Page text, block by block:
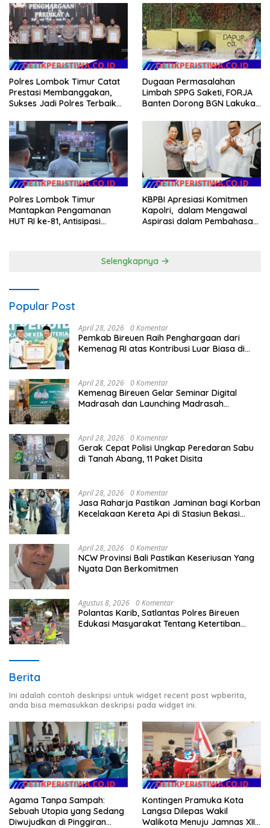
Argomulyo Belitang Jaya
Hilang 3 Bulan Bawa
Anggaran Pembangunan
Polres Lombok Timur Catat
Prestasi Membanggakan,
Sukses Jadi Polres Terbaik
NTB
Dugaan Permasalahan
Limbah SPPG Saketi, FORJA
Banten Dorong BGN Lakukan
Polres Lombok Timur
Mantapkan Pengamanan
HUT RI ke-81, Antisipasi
KBPBI Apresiasi Komitmen
Kapolri, dalam Mengawal
Aspirasi dalam Pembahasan
Selengkapnya
Popular Post
April 28, 2026 0 Komentar
Pemkab Bireuen Raih Penghargaan dari
Kemenag RI atas Kontribusi Luar Biasa di
April 28, 2026 0 Komentar
Kemenag Bireuen Gelar Seminar Digital
Madrasah dan Launching Madrasah
April 28, 2026 0 Komentar
Gerak Cepat Polisi Ungkap Peredaran Sabu
di Tanah Abang, 11 Paket Disita
April 28, 2026 0 Komentar
Jasa Raharja Pastikan Jaminan bagi Korban
Kecelakaan Kereta Api di Stasiun Bekasi
April 28, 2026 0 Komentar
NCW Provinsi Bali Pastikan Keseriusan Yang
Nyata Dan Berkomitmen
Agustus 8, 2026 0 Komentar
Polantas Karib, Satlantas Polres Bireuen
Edukasi Masyarakat Tentang Ketertiban
Berita
Ini adalah contoh deskripsi untuk widget recent post wpberita,
anda bisa memasukkan deskripsi pada widget ini.
Agama Tanpa Sampah:
Sebuah Utopia yang Sedang
Diwujudkan di Pinggiran
Kontingen Pramuka Kota
Langsa Dilepas Wakil
Walikota Menuju Jamnas XII